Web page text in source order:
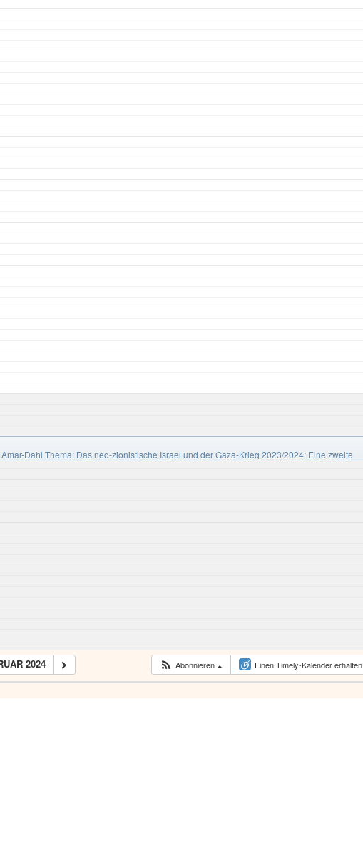
Dahl Thema: Das neo-zionistische Israel und der Gaza-Krieg 2023/2024: Eine zweite
2024 Abonnieren Einen Timely-Kalender erhalten